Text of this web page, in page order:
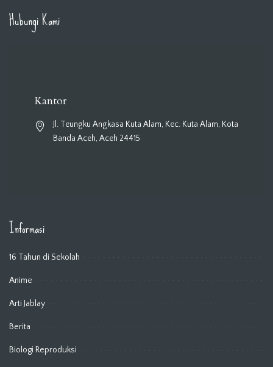
Hubungi Kami
Kantor
Jl. Teungku Angkasa Kuta Alam, Kec. Kuta Alam, Kota
Banda Aceh, Aceh 24415
Informasi
16 Tahun di Sekolah
Anime
Arti Jablay
Berita
Biologi Reproduksi